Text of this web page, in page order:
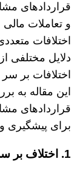
قراردادهای
و تعاملات
اختلافات
دلایل مختلفی
اختلافات بر
این مقاله به
قراردادهای
برای پیشگیری
1. اختلاف بر